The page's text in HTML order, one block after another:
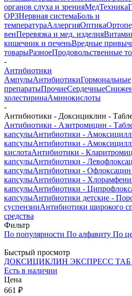
органов слуха и зренияМедТехника
ОРЗНервная системаБоль и
температураАллергияОптика
венПеревязка и мед. изделия
кишечник и печеньВредные
товарыРазноеПродовольственные
-
Антибиотики
АмпулыАнтибиотикиГормональные
препаратыПрочиеСердечные
холестиринаАминокислоты
-
Антибиотики - Доксициклин -
Антибиотики - Азитромицин -
капсулыАнтибиотики -
капсулыАнтибиотики -
кислотаАнтибиотики -
капсулыАнтибиотики -
капсулыАнтибиотики - Офлоксацин
капсулыАнтибиотики -
капсулыАнтибиотики -
капсулыАнтибиотики детские -
суспензииАнтибиотики широкого
средства
Фильтр
По популярности По алфавиту По
Быстрый просмотр
ДОКСИЦИКЛИН ЭКСПРЕСС ТАБ
Есть в наличии
Цена
661 ₽